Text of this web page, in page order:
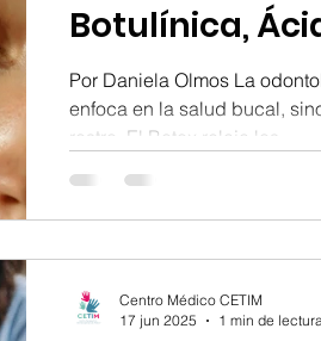
Botulínica,
y Sculptra
Por Daniela Olmos La
enfoca en la salud bucal,
rostro. El Botox relaja los...
Centro Médico CETIM
17 jun 2025
1 min de